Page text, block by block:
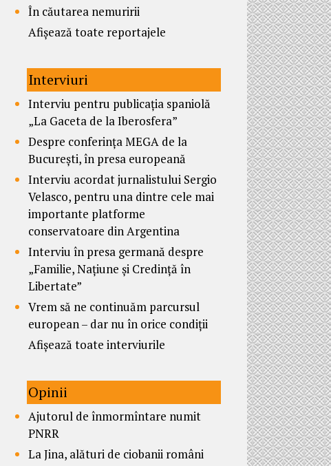
În căutarea nemuririi
Afișează toate reportajele
Interviuri
Interviu pentru publicația spaniolă
„La Gaceta de la Iberosfera”
Despre conferința MEGA de la
București, în presa europeană
Interviu acordat jurnalistului Sergio
Velasco, pentru una dintre cele mai
importante platforme
conservatoare din Argentina
Interviu în presa germană despre
„Familie, Națiune și Credință în
Libertate”
Vrem să ne continuăm parcursul
european – dar nu în orice condiții
Afișează toate interviurile
Opinii
Ajutorul de înmormîntare numit
PNRR
La Jina, alături de ciobanii români